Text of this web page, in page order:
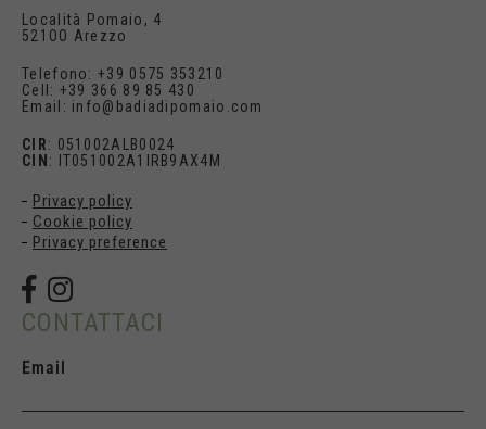
Località Pomaio, 4
521OO Arezzo
Telefono: +39 0575 353210
Cell: +39 366 89 85 430
Email: info@badiadipomaio.com
CIR: 051002ALB0024
CIN: IT051002A1IRB9AX4M
Privacy policy
Cookie policy
Privacy preference
CONTATTACI
Email